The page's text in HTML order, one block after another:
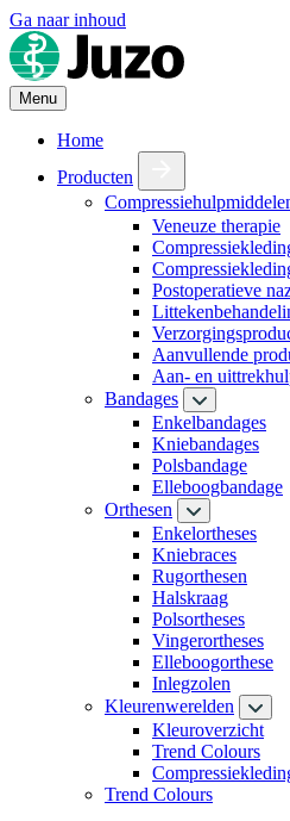
Ga naar inhoud
Menu
Home
Producten
Veneuze therapie
Postoperatieve
Aanvullende
Aan- en
Bandages
Enkelbandages
Kniebandages
Polsbandage
Elleboogbandage
Orthesen
Enkelortheses
Kniebraces
Rugorthesen
Halskraag
Polsortheses
Vingerortheses
Elleboogorthese
Inlegzolen
Kleurenwerelden
Kleuroverzicht
Trend Colours
Trend Colours